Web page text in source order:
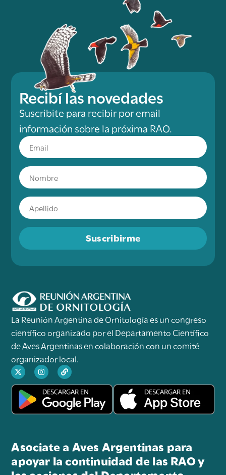
Recibí las novedades
Suscribite para recibir por email
información sobre la próxima RAO.
Suscribirme
La Reunión Argentina de Ornitología es un congreso
científico organizado por el Departamento Científico
de Aves Argentinas en colaboración con un comité
organizador local.
Asociate a Aves Argentinas para
apoyar la continuidad de las RAO y